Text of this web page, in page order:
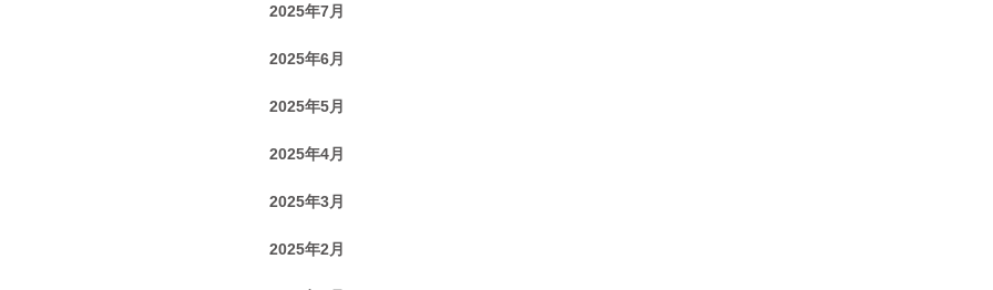
2025年7月
2025年6月
2025年5月
2025年4月
2025年3月
2025年2月